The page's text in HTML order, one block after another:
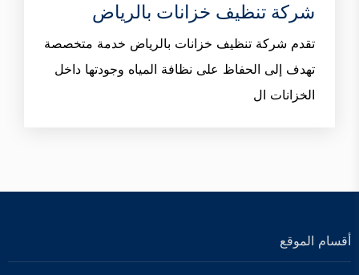
شركة تنظيف خزانات بالرياض
تقدم شركة تنظيف خزانات بالرياض خدمة متخصصة
تهدف إلى الحفاظ على نظافة المياه وجودتها داخل
الخزانات ال
أقسام الموقع